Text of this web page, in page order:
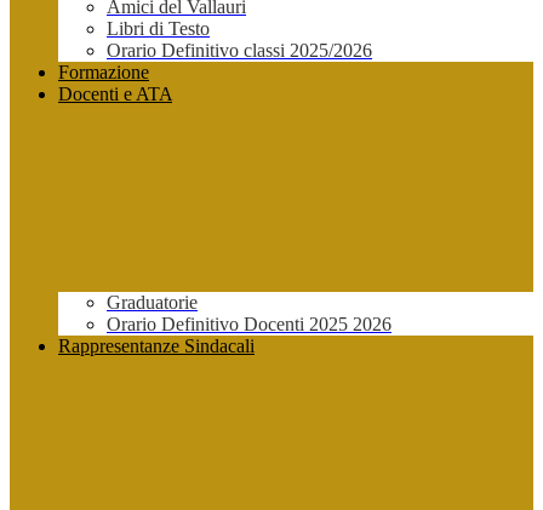
Amici del Vallauri
Libri di Testo
Orario Definitivo classi 2025/2026
Formazione
Docenti e ATA
Graduatorie
Orario Definitivo Docenti 2025 2026
Rappresentanze Sindacali